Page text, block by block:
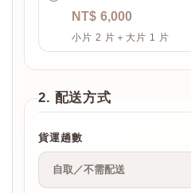
NT$ 6,000
小片 2 片＋大片 1 片
2. 配送方式
貨運趟數